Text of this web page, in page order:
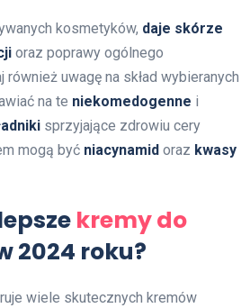
kosmetyków, daje skórze
oraz poprawy ogólnego
również uwagę na skład wybieranych
na te niekomedogenne i
sprzyjające zdrowiu cery
mogą być niacynamid oraz kwasy
kremy do
2024 roku?
wiele skutecznych kremów